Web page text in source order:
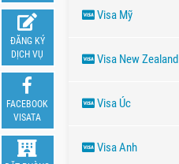
Visa Mỹ
Visa New Zealand
Visa Úc
Visa Anh
ĐĂNG KÝ
DỊCH VỤ
FACEBOOK
VISATA